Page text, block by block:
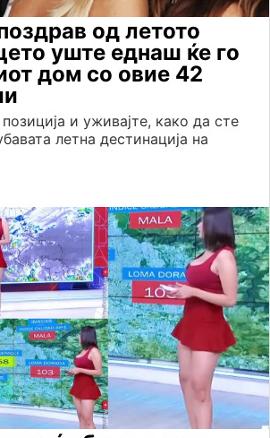
од летото
уште еднаш ќе го
дом со овие 42
и уживајте, како да сте
летна дестинација на